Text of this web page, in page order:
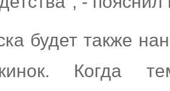
будет также
Когда